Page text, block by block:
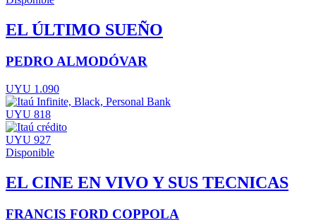
EL ÚLTIMO SUEÑO
PEDRO ALMODÓVAR
UYU 1.090
UYU 818
UYU 927
Disponible
EL CINE EN VIVO Y SUS TECNICAS
FRANCIS FORD COPPOLA